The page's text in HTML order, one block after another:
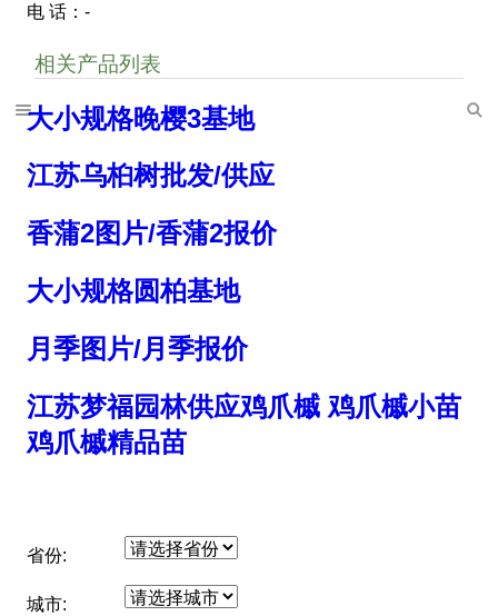
电 话：-
相关产品列表
大小规格晚樱3基地
江苏乌桕树批发/供应
香蒲2图片/香蒲2报价
大小规格圆柏基地
月季图片/月季报价
江苏梦福园林供应鸡爪槭 鸡爪槭小苗
鸡爪槭精品苗
省份:
城市: